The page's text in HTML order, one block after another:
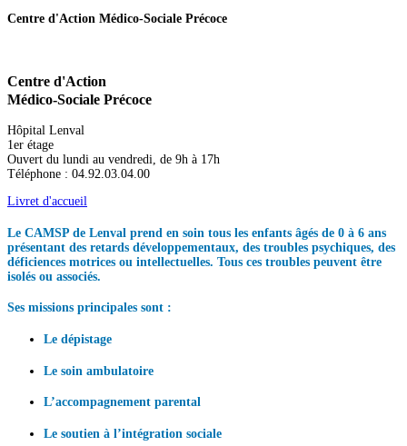
Centre d'Action Médico-Sociale Précoce
Centre d'Action
Médico-Sociale Précoce
Hôpital Lenval
1er étage
Ouvert du lundi au vendredi, de 9h à 17h
Téléphone : 04.92.03.04.00
Livret d'accueil
Le CAMSP de Lenval prend en soin tous les enfants âgés de 0 à 6 ans
présentant des retards développementaux, des troubles psychiques, des
déficiences motrices ou intellectuelles. Tous ces troubles peuvent être
isolés ou associés.
Ses missions principales sont :
Le dépistage
Le soin ambulatoire
L’accompagnement parental
Le soutien à l’intégration sociale